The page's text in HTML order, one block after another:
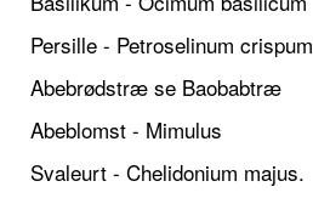
Persille - Petroselinum crispum
Abebrødstræ se Baobabtræ
Abeblomst - Mimulus
Svaleurt - Chelidonium majus.